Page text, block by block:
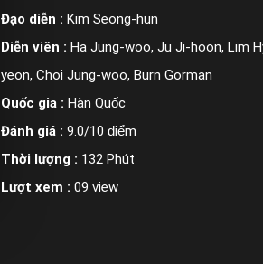
Đạo diễn : Kim Seong-hun
Diễn viên : Ha Jung-woo, Ju Ji-hoon, Lim
yeon, Choi Jung-woo, Burn Gorman
Quốc gia : Hàn Quốc
Đánh giá : 9.0/10 điểm
Thời lượng : 132 Phút
Lượt xem : 09 view